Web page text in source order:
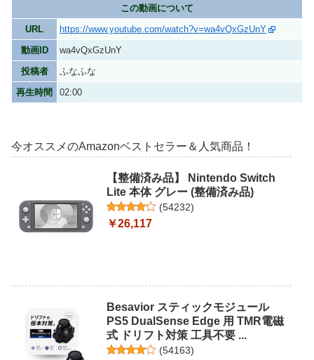
この動画について
URL
https://www.youtube.com/watch?v=wa4vQxGzUnY
動画ID
wa4vQxGzUnY
投稿者
ふなふな
再生時間
02:00
今オススメのAmazonベストセラー＆人気商品！
【整備済み品】 Nintendo Switch
Lite 本体 グレー (整備済み品)
(54232)
￥26,117
Besavior スティックモジュール
PS5 DualSense Edge 用 TMR電磁
式 ドリフト対策 工具不要 ...
(54163)